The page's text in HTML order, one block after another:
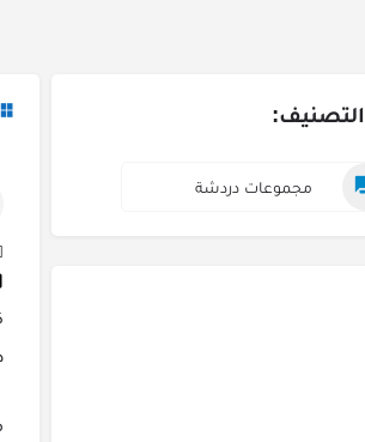
التصنيف:
مجموعات دردشة